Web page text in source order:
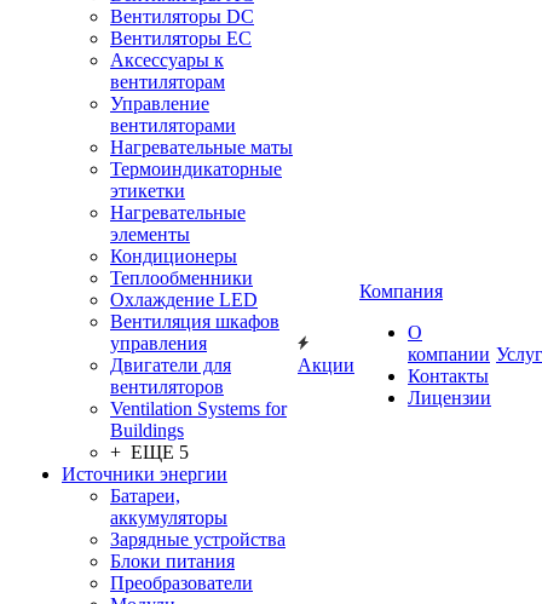
Вентиляторы DC
Вентиляторы EC
Аксессуары к
вентиляторам
Управление
вентиляторами
Нагревательные маты
Термоиндикаторные
этикетки
Нагревательные
элементы
Кондиционеры
Теплообменники
Охлаждение LED
Вентиляция шкафов
управления
Двигатели для
вентиляторов
Ventilation Systems for
Buildings
+ ЕЩЕ 5
Источники энергии
Батареи,
аккумуляторы
Зарядные устройства
Блоки питания
Преобразователи
Акции
Компания
О
компании
Контакты
Лицензии